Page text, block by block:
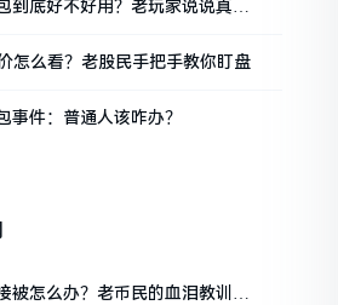
到底好不好用？老玩家说说真实
怎么看？老股民手把手教你盯盘
事件：普通人该咋办？
被怎么办？老币民的血泪教训告